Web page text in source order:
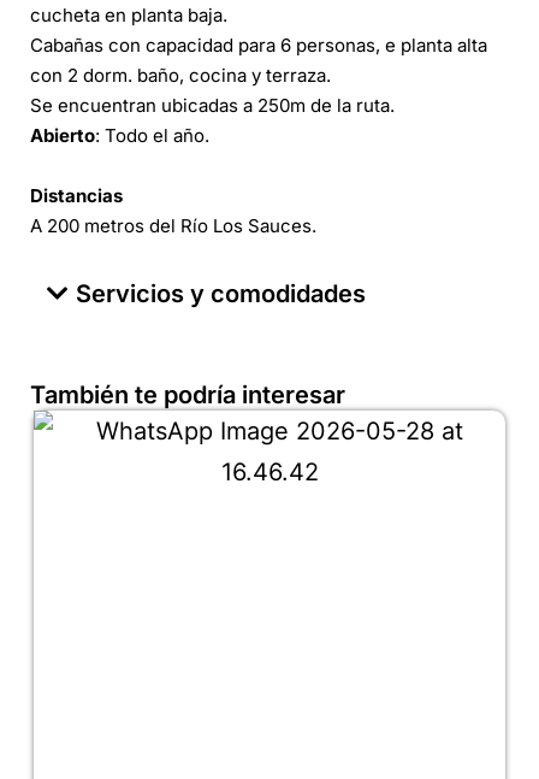
cucheta en planta baja.
Cabañas con capacidad para 6 personas, e planta alta
con 2 dorm. baño, cocina y terraza.
Se encuentran ubicadas a 250m de la ruta.
Abierto: Todo el año.
Distancias
A 200 metros del Río Los Sauces.
Servicios y comodidades
También te podría interesar